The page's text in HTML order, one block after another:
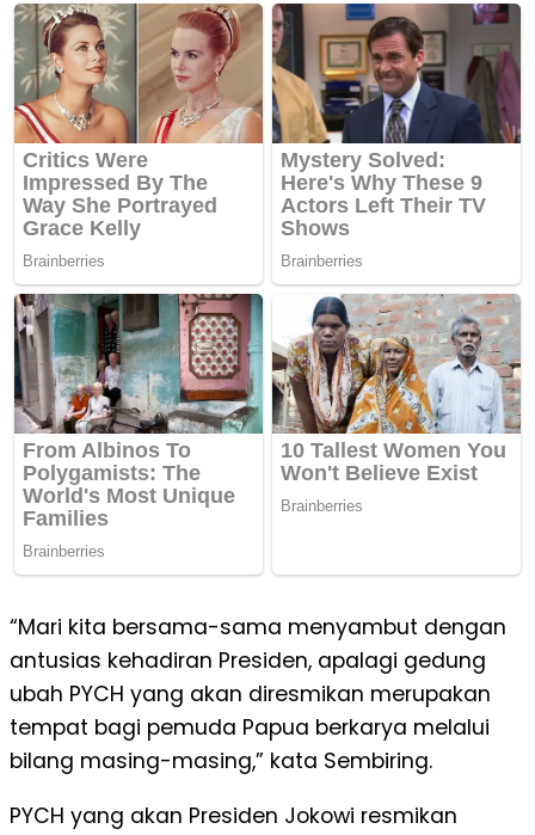
“Mari kita bersama-sama menyambut dengan
antusias kehadiran Presiden, apalagi gedung
ubah PYCH yang akan diresmikan merupakan
tempat bagi pemuda Papua berkarya melalui
bilang masing-masing,” kata Sembiring.
PYCH yang akan Presiden Jokowi resmikan